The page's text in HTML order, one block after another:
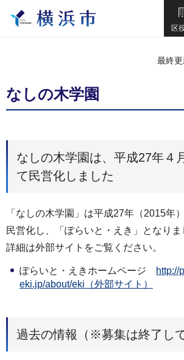
区
最終
なしの木学園
なしの木学園は、平成27年４
て民営化しました
「なしの木学園」は平成27年（2015年
民営化し、「ぽらいと・えき」となりま
詳細は外部サイトをご覧ください。
ぽらいと・えきホームページ
http://
eki.jp/about/eki（外部サイト）
過去の情報（※募集は終了して